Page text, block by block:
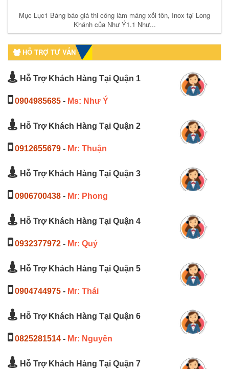
Mục Lục1 Bảng báo giá thi công làm máng xối tôn, Inox tại Long
Khánh của Như Ý1.1 Như...
HỖ TRỢ TƯ VẤN
Hỗ Trợ Khách Hàng Tại Quận 1
0904985685 - Ms: Như Ý
Hỗ Trợ Khách Hàng Tại Quận 2
0912655679 - Mr: Thuận
Hỗ Trợ Khách Hàng Tại Quận 3
0906700438 - Mr: Phong
Hỗ Trợ Khách Hàng Tại Quận 4
0932377972 - Mr: Quý
Hỗ Trợ Khách Hàng Tại Quận 5
0904744975 - Mr: Thái
Hỗ Trợ Khách Hàng Tại Quận 6
0825281514 - Mr: Nguyên
Hỗ Trợ Khách Hàng Tại Quận 7